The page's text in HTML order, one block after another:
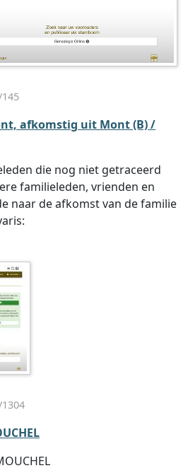
afkomstig uit Mont (B) /
die nog niet getraceerd
familieleden, vrienden en
naar de afkomst van de familie